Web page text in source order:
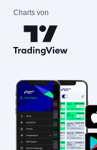
Charts von